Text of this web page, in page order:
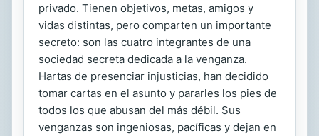
privado. Tienen objetivos, metas, amigos y
vidas distintas, pero comparten un importante
secreto: son las cuatro integrantes de una
sociedad secreta dedicada a la venganza.
Hartas de presenciar injusticias, han decidido
tomar cartas en el asunto y pararles los pies de
todos los que abusan del más débil. Sus
venganzas son ingeniosas, pacíficas y dejan en